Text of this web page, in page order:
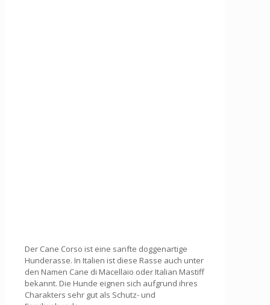
Der Cane Corso ist eine sanfte doggenartige
Hunderasse. In Italien ist diese Rasse auch unter
den Namen Cane di Macellaio oder Italian Mastiff
bekannt. Die Hunde eignen sich aufgrund ihres
Charakters sehr gut als Schutz- und